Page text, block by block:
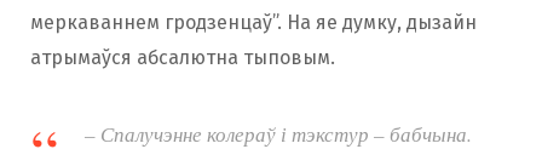
меркаваннем гродзенцаў”. На яе думку, дызайн
атрымаўся абсалютна тыповым.
– Спалучэнне колераў і тэкстур – бабчына.